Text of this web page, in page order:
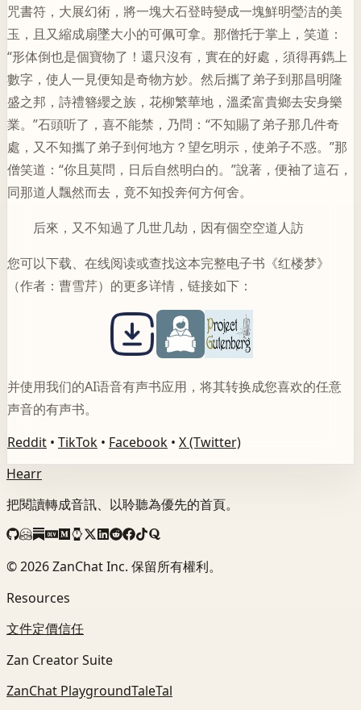
咒書符，大展幻術，將一塊大石登時變成一塊鮮明瑩洁的美
玉，且又縮成扇墜大小的可佩可拿。那僧托于掌上，笑道：
“形体倒也是個寶物了！還只沒有，實在的好處，須得再鐫上
數字，使人一見便知是奇物方妙。然后攜了弟子到那昌明隆
盛之邦，詩禮簪纓之族，花柳繁華地，溫柔富貴鄉去安身樂
業。”石頭听了，喜不能禁，乃問：“不知賜了弟子那几件奇
處，又不知攜了弟子到何地方？望乞明示，使弟子不惑。”那
僧笑道：“你且莫問，日后自然明白的。”說著，便袖了這石，
同那道人飄然而去，竟不知投奔何方何舍。
后來，又不知過了几世几劫，因有個空空道人訪
您可以下载、在线阅读或查找这本完整电子书《红楼梦》
（作者：曹雪芹）的更多详情，链接如下：
并使用我们的AI语音有声书应用，将其转换成您喜欢的任意
声音的有声书。
Reddit • TikTok • Facebook • X (Twitter)
Hearr
把閱讀轉成音訊、以聆聽為優先的首頁。
©2026ZanChat Inc. 保留所有權利。
Resources
文件定價信任
Zan Creator Suite
ZanChat PlaygroundTaleTal